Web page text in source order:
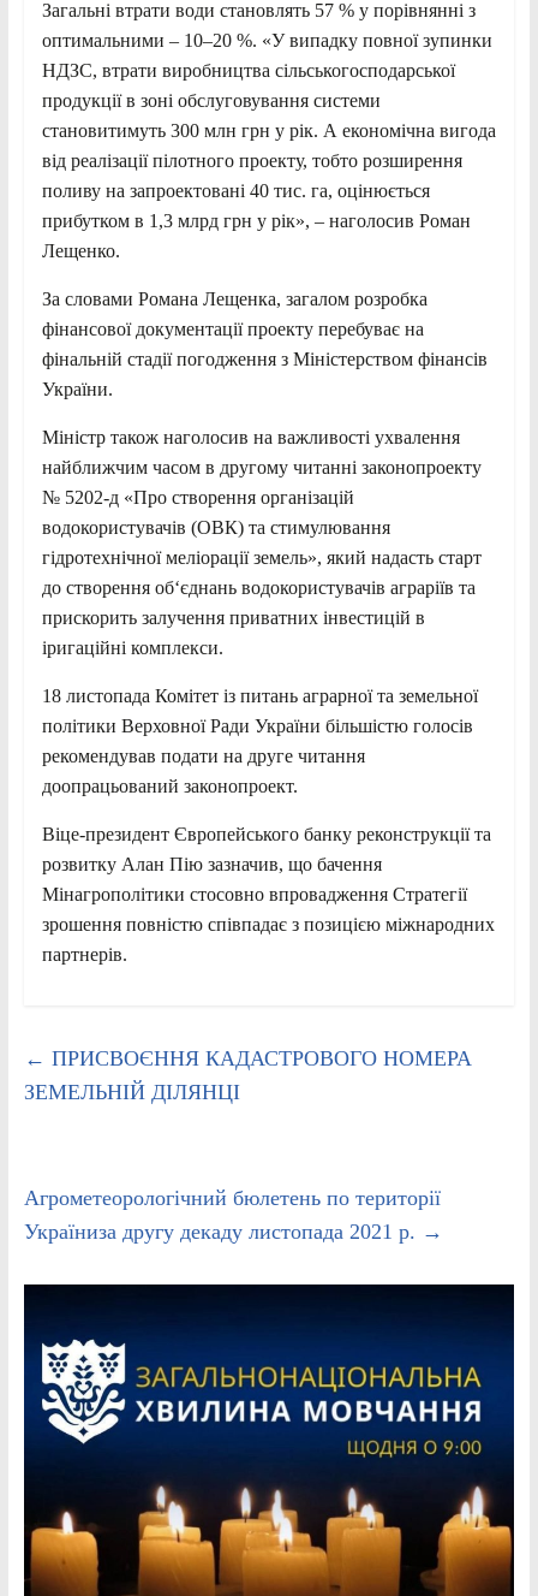
Загальні втрати води становлять 57 % у порівнянні з
оптимальними – 10–20 %. «У випадку повної зупинки
НДЗС, втрати виробництва сільськогосподарської
продукції в зоні обслуговування системи
становитимуть 300 млн грн у рік. А економічна вигода
від реалізації пілотного проекту, тобто розширення
поливу на запроектовані 40 тис. га, оцінюється
прибутком в 1,3 млрд грн у рік», – наголосив Роман
Лещенко.
За словами Романа Лещенка, загалом розробка
фінансової документації проекту перебуває на
фінальній стадії погодження з Міністерством фінансів
України.
Міністр також наголосив на важливості ухвалення
найближчим часом в другому читанні законопроекту
№ 5202-д «Про створення організацій
водокористувачів (ОВК) та стимулювання
гідротехнічної меліорації земель», який надасть старт
до створення об‘єднань водокористувачів аграріїв та
прискорить залучення приватних інвестицій в
іригаційні комплекси.
18 листопада Комітет із питань аграрної та земельної
політики Верховної Ради України більшістю голосів
рекомендував подати на друге читання
доопрацьований законопроект.
Віце-президент Європейського банку реконструкції та
розвитку Алан Пію зазначив, що бачення
Мінагрополітики стосовно впровадження Стратегії
зрошення повністю співпадає з позицією міжнародних
партнерів.
← ПРИСВОЄННЯ КАДАСТРОВОГО НОМЕРА
ЗЕМЕЛЬНІЙ ДІЛЯНЦІ
Агрометеорологічний бюлетень по території
Україниза другу декаду листопада 2021 р. →